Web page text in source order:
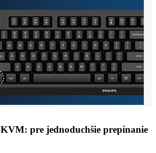
pre jednoduchšie prepínanie